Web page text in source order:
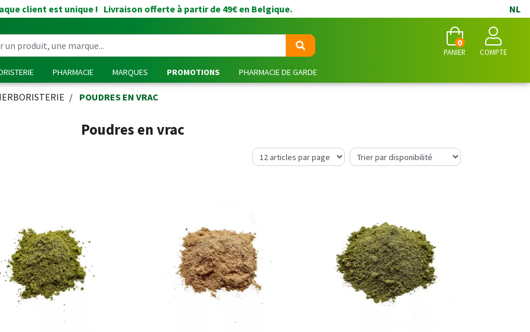
client est unique ! Livraison offerte à partir de 49€ en Belgique. NL
PANIER
0
COMPTE
PHARMACIE MARQUES PROMOTIONS PHARMACIE DE GARDE
POUDRES EN VRAC
Poudres en vrac